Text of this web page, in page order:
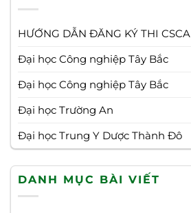
HƯỚNG DẪN ĐĂNG KÝ THI CSCA
Đại học Công nghiệp Tây Bắc
Đại học Công nghiệp Tây Bắc
Đại học Trường An
Đại học Trung Y Dược Thành Đô
DANH MỤC BÀI VIẾT